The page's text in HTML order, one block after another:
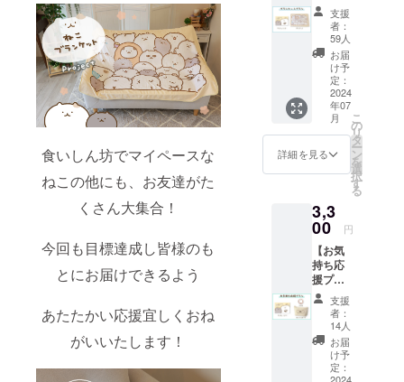
食いしん坊でマイペースな
ねこの他にも、お友達がた
くさん大集合！
今回も目標達成し皆様のも
とにお届けできるよう
あたたかい応援宜しくおね
がいいたします！
（10%
）と送
料770円
を含ん
でおり
ます。
ン】 ・
サン
キュー
レター
・ブラ
ンケッ
はイ
メージ
です。
金額に
は消費
税
）と送
料770円
を含ん
でおり
ます。
支援
者：
59人
お届
け予
定：
2024
年07
月
詳細を見る
こ
の
リ
タ
ー
ン
を
選
択
す
る
3,3
00 円
【お気
持ち応
援プラ
ン】 ・
サン
キュー
レター
・ぷに
缶 ・
支援
者：
14人
お届
け予
定：